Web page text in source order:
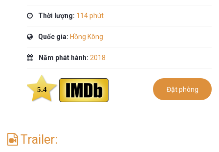
Thời lượng: 114 phút
Quốc gia: Hồng Kông
Năm phát hành: 2018
5.4 Đặt phòng
Trailer: